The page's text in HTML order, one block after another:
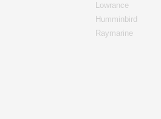
Lowrance
Humminbird
Raymarine